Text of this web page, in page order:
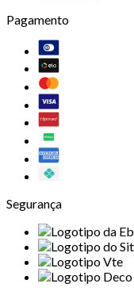
Pagamento
Segurança